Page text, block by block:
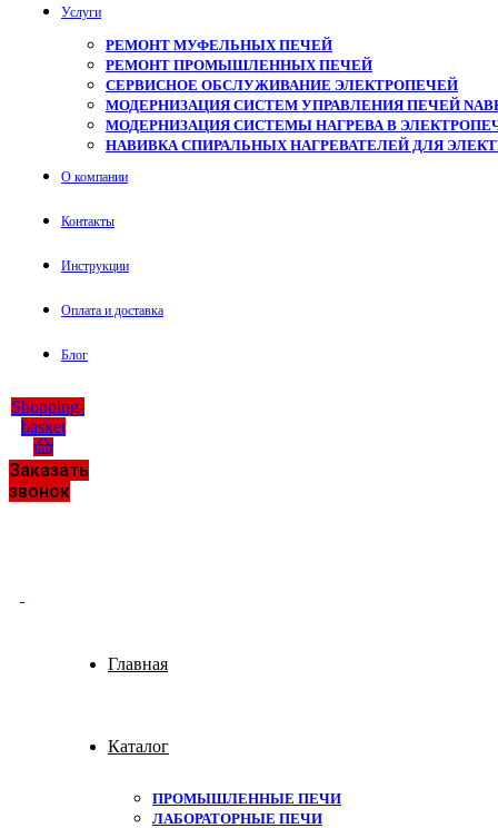
Услуги
РЕМОНТ МУФЕЛЬНЫХ ПЕЧЕЙ
РЕМОНТ ПРОМЫШЛЕННЫХ ПЕЧЕЙ
СЕРВИСНОЕ ОБСЛУЖИВАНИЕ ЭЛЕКТРОПЕЧЕЙ
МОДЕРНИЗАЦИЯ СИСТЕМ УПРАВЛЕНИЯ ПЕЧЕЙ
МОДЕРНИЗАЦИЯ СИСТЕМЫ НАГРЕВА В
НАВИВКА СПИРАЛЬНЫХ НАГРЕВАТЕЛЕЙ ДЛЯ
О компании
Контакты
Инструкции
Оплата и доставка
Блог
Shopping-
basket
Заказать
звонок
Главная
Каталог
ПРОМЫШЛЕННЫЕ ПЕЧИ
ЛАБОРАТОРНЫЕ ПЕЧИ